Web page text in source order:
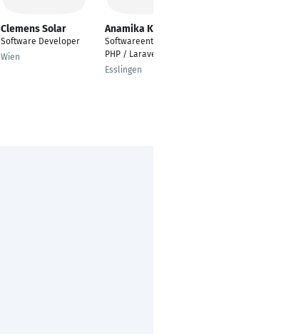
Clemens Solar
Software Developer
Wien
Anamika Kumar
Softwareentwickler -
PHP / Laravel
Esslingen